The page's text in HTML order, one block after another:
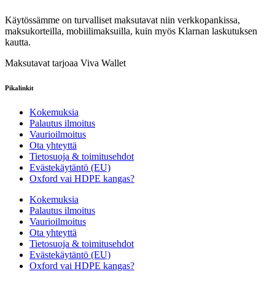
Käytössämme on turvalliset maksutavat niin verkkopankissa,
maksukorteilla, mobiilimaksuilla, kuin myös Klarnan laskutuksen
kautta.
Maksutavat tarjoaa Viva Wallet
Pikalinkit
Kokemuksia
Palautus ilmoitus
Vaurioilmoitus
Ota yhteyttä
Tietosuoja & toimitusehdot
Evästekäytäntö (EU)
Oxford vai HDPE kangas?
Kokemuksia
Palautus ilmoitus
Vaurioilmoitus
Ota yhteyttä
Tietosuoja & toimitusehdot
Evästekäytäntö (EU)
Oxford vai HDPE kangas?